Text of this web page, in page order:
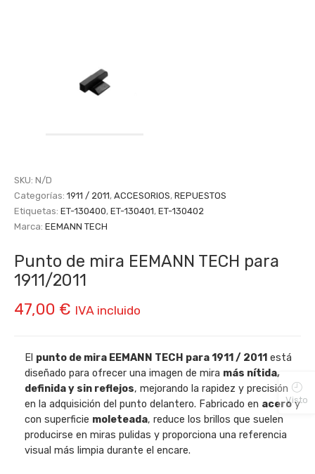
SKU: N/D
Categorías: 1911 / 2011, ACCESORIOS, REPUESTOS
Etiquetas: ET-130400, ET-130401, ET-130402
Marca: EEMANN TECH
Punto de mira EEMANN TECH para
1911/2011
47,00 € IVA incluido
El punto de mira EEMANN TECH para 1911 / 2011 está
diseñado para ofrecer una imagen de mira más nítida,
definida y sin reflejos, mejorando la rapidez y precisión
en la adquisición del punto delantero. Fabricado en aceroy
con superficie moleteada, reduce los brillos que suelen
producirse en miras pulidas y proporciona una referencia
visual más limpia durante el encare.
Visto